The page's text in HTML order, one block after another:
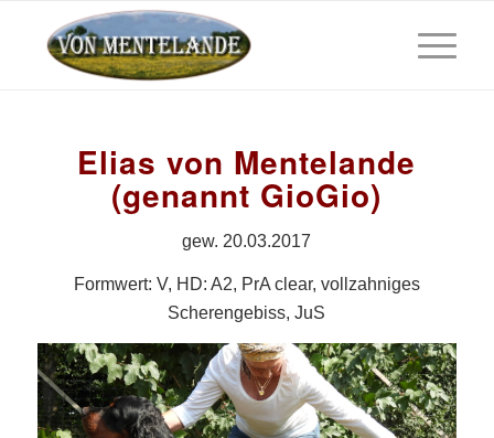
Elias von Mentelande
(genannt GioGio)
gew. 20.03.2017
Formwert: V, HD: A2, PrA clear, vollzahniges
Scherengebiss, JuS